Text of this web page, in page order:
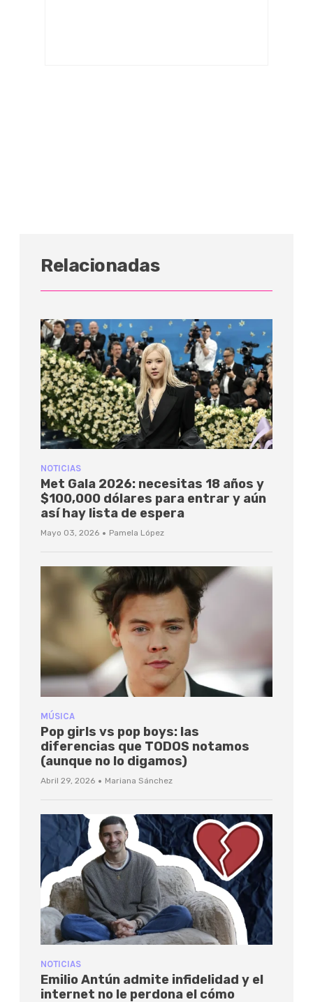
Relacionadas
NOTICIAS
Met Gala 2026: necesitas 18 años y
$100,000 dólares para entrar y aún
así hay lista de espera
Mayo 03, 2026 · Pamela López
MÚSICA
Pop girls vs pop boys: las
diferencias que TODOS notamos
(aunque no lo digamos)
Abril 29, 2026 · Mariana Sánchez
NOTICIAS
Emilio Antún admite infidelidad y el
internet no le perdona el cómo